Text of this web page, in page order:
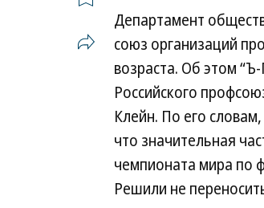
Департамент
союз организаций
возраста. Об этом
Российского
Клейн. По его
что значительная
чемпионата мира по
Решили не